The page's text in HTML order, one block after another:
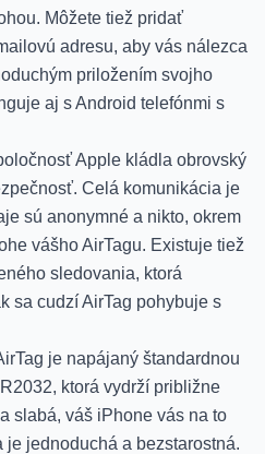
Môžete tiež pridať
adresu, aby vás nálezca
priložením svojho
aj s Android telefónmi s
Apple kládla obrovský
Celá komunikácia je
sú anonymné a nikto, okrem
vášho AirTagu. Existuje tiež
sledovania, ktorá
sa cudzí AirTag pohybuje s
je napájaný štandardnou
ktorá vydrží približne
slabá, váš iPhone vás na to
je jednoduchá a bezstarostná.